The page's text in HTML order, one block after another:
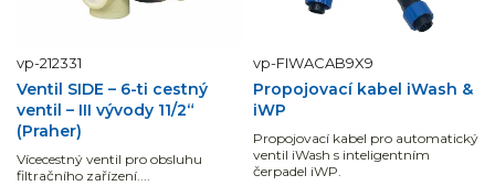
vp-212331
Ventil SIDE – 6-ti cestný
ventil – III vývody 11/2“
(Praher)
Vícecestný ventil pro obsluhu
filtračního zařízení....
vp-FIWACAB9X9
Propojovací kabel iWash &
iWP
Propojovací kabel pro automatický
ventil iWash s inteligentním
čerpadel iWP.